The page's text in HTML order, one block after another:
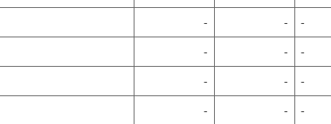
- - -
- - -
- - -
- - -